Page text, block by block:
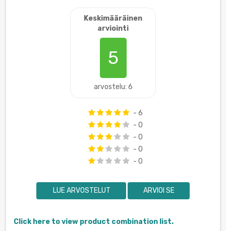
Keskimääräinen
arviointi
5
arvostelu: 6
- 6
- 0
- 0
- 0
- 0
LUE ARVOSTELUT ARVIOI SE
Click here to view product combination list.